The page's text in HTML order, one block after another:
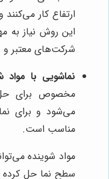
ارتفاع کار
این روش نیاز به
شرکت‌های معتبر و
نماشویی با مواد
مخصوص برای حل
می‌شود و برای
مناسب است.
مواد شوینده
سطح نما حل کرده